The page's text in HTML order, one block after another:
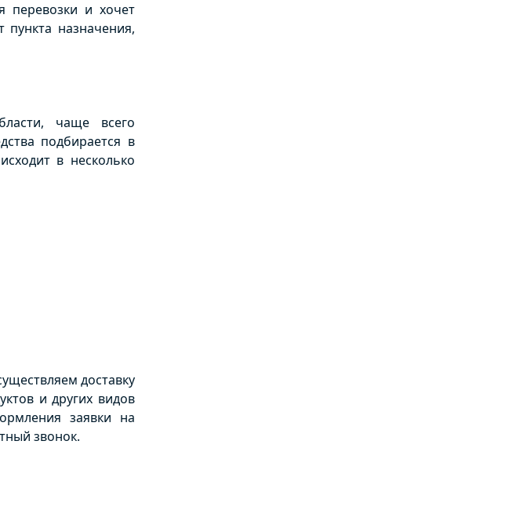
перевозки и хочет
пункта назначения,
чаще всего
подбирается в
в несколько
доставку
и других видов
заявки на
звонок.